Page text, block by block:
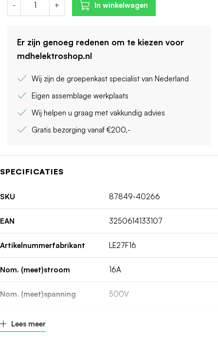
- + In winkelwagen
Er zijn genoeg redenen om te kiezen voor
mdhelektroshop.nl
Wij zijn de groepenkast specialist van Nederland
Eigen assemblage werkplaats
Wij helpen u graag met vakkundig advies
Gratis bezorging vanaf €200,-
SPECIFICATIES
SKU 87849-40266
EAN 3250614133107
Artikelnummerfabrikant LE27F16
Nom. (meet)stroom 16A
Nom. (meet)spanning 500V
Uitschakelkarakteristiek
Lees meer